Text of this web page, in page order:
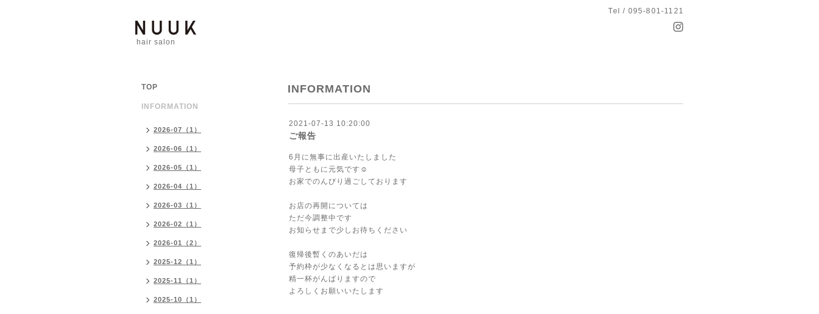
Tel / 095-801-1121
hair salon
INFORMATION
2021-07-13 10:20:00
ご報告
6月に無事に出産いたしました
母子ともに元気です☺︎
お家でのんびり過ごしております
お店の再開については
ただ今調整中です
お知らせまで少しお待ちください
復帰後暫くのあいだは
予約枠が少なくなるとは思いますが
精一杯がんばりますので
よろしくお願いいたします
TOP
INFORMATION
2026-07（1）
2026-06（1）
2026-05（1）
2026-04（1）
2026-03（1）
2026-02（1）
2026-01（2）
2025-12（1）
2025-11（1）
2025-10（1）